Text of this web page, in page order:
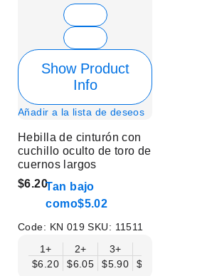
Show Product
Info
Añadir a la lista de deseos
Hebilla de cinturón con
cuchillo oculto de toro de
cuernos largos
$6.20Tan bajo
como$5.02
Code: KN 019SKU: 11511
1+
$6.20
2+
$6.05
3+
$5.90
$5.75